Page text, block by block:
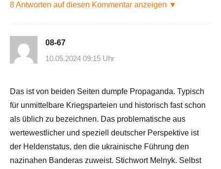
8 Antworten auf diesen Kommentar anzeigen ▼
08-67
10.05.2024 09:15 Uhr
Das ist von beiden Seiten dumpfe Propaganda. Typisch
für unmittelbare Kriegsparteien und historisch fast schon
als üblich zu bezeichnen. Das problematische aus
wertewestlicher und speziell deutscher Perspektive ist
der Heldenstatus, den die ukrainische Führung den
nazinahen Banderas zuweist. Stichwort Melnyk. Selbst